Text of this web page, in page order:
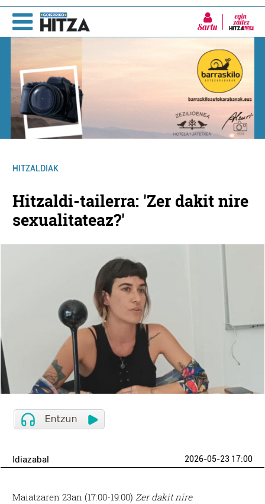
Sartu
HITZALDIAK
Hitzaldi-tailerra: 'Zer dakit nire
sexualitateaz?'
Idiazabal 2026-05-23 17:00
Maiatzaren 23an (17:00-19:00)Zer dakit nire